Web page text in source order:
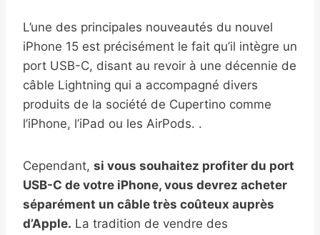
L’une des principales nouveautés du nouvel
iPhone 15 est précisément le fait qu’il intègre un
port USB-C, disant au revoir à une décennie de
câble Lightning qui a accompagné divers
produits de la société de Cupertino comme
l’iPhone, l’iPad ou les AirPods. .
Cependant, si vous souhaitez profiter du port
USB-C de votre iPhone, vous devrez acheter
séparément un câble très coûteux auprès
d’Apple. La tradition de vendre des